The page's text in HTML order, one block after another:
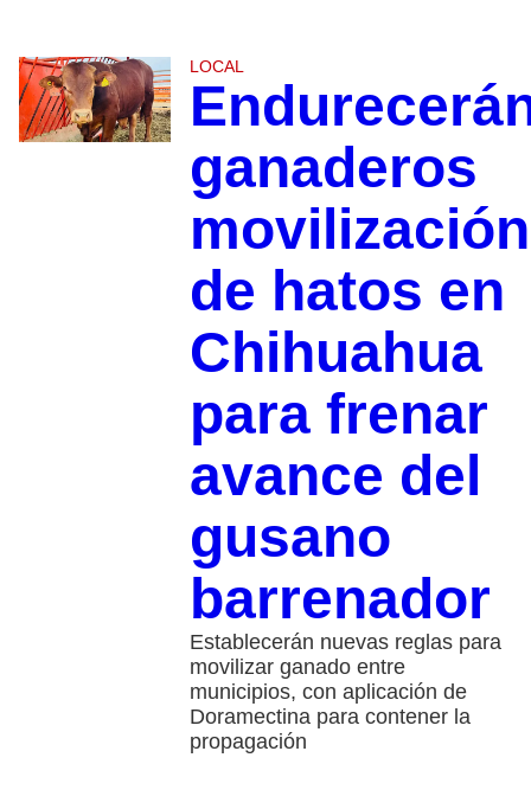
LOCAL
ganaderos
movilización
de hatos en
Chihuahua
para frenar
avance del
gusano
barrenador
Establecerán nuevas reglas para
movilizar ganado entre
municipios, con aplicación de
Doramectina para contener la
propagación